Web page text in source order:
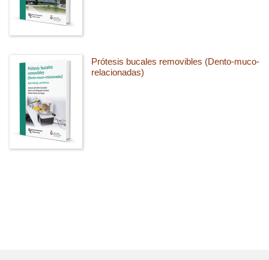
Prótesis bucales removibles (Dento-muco-
relacionadas)